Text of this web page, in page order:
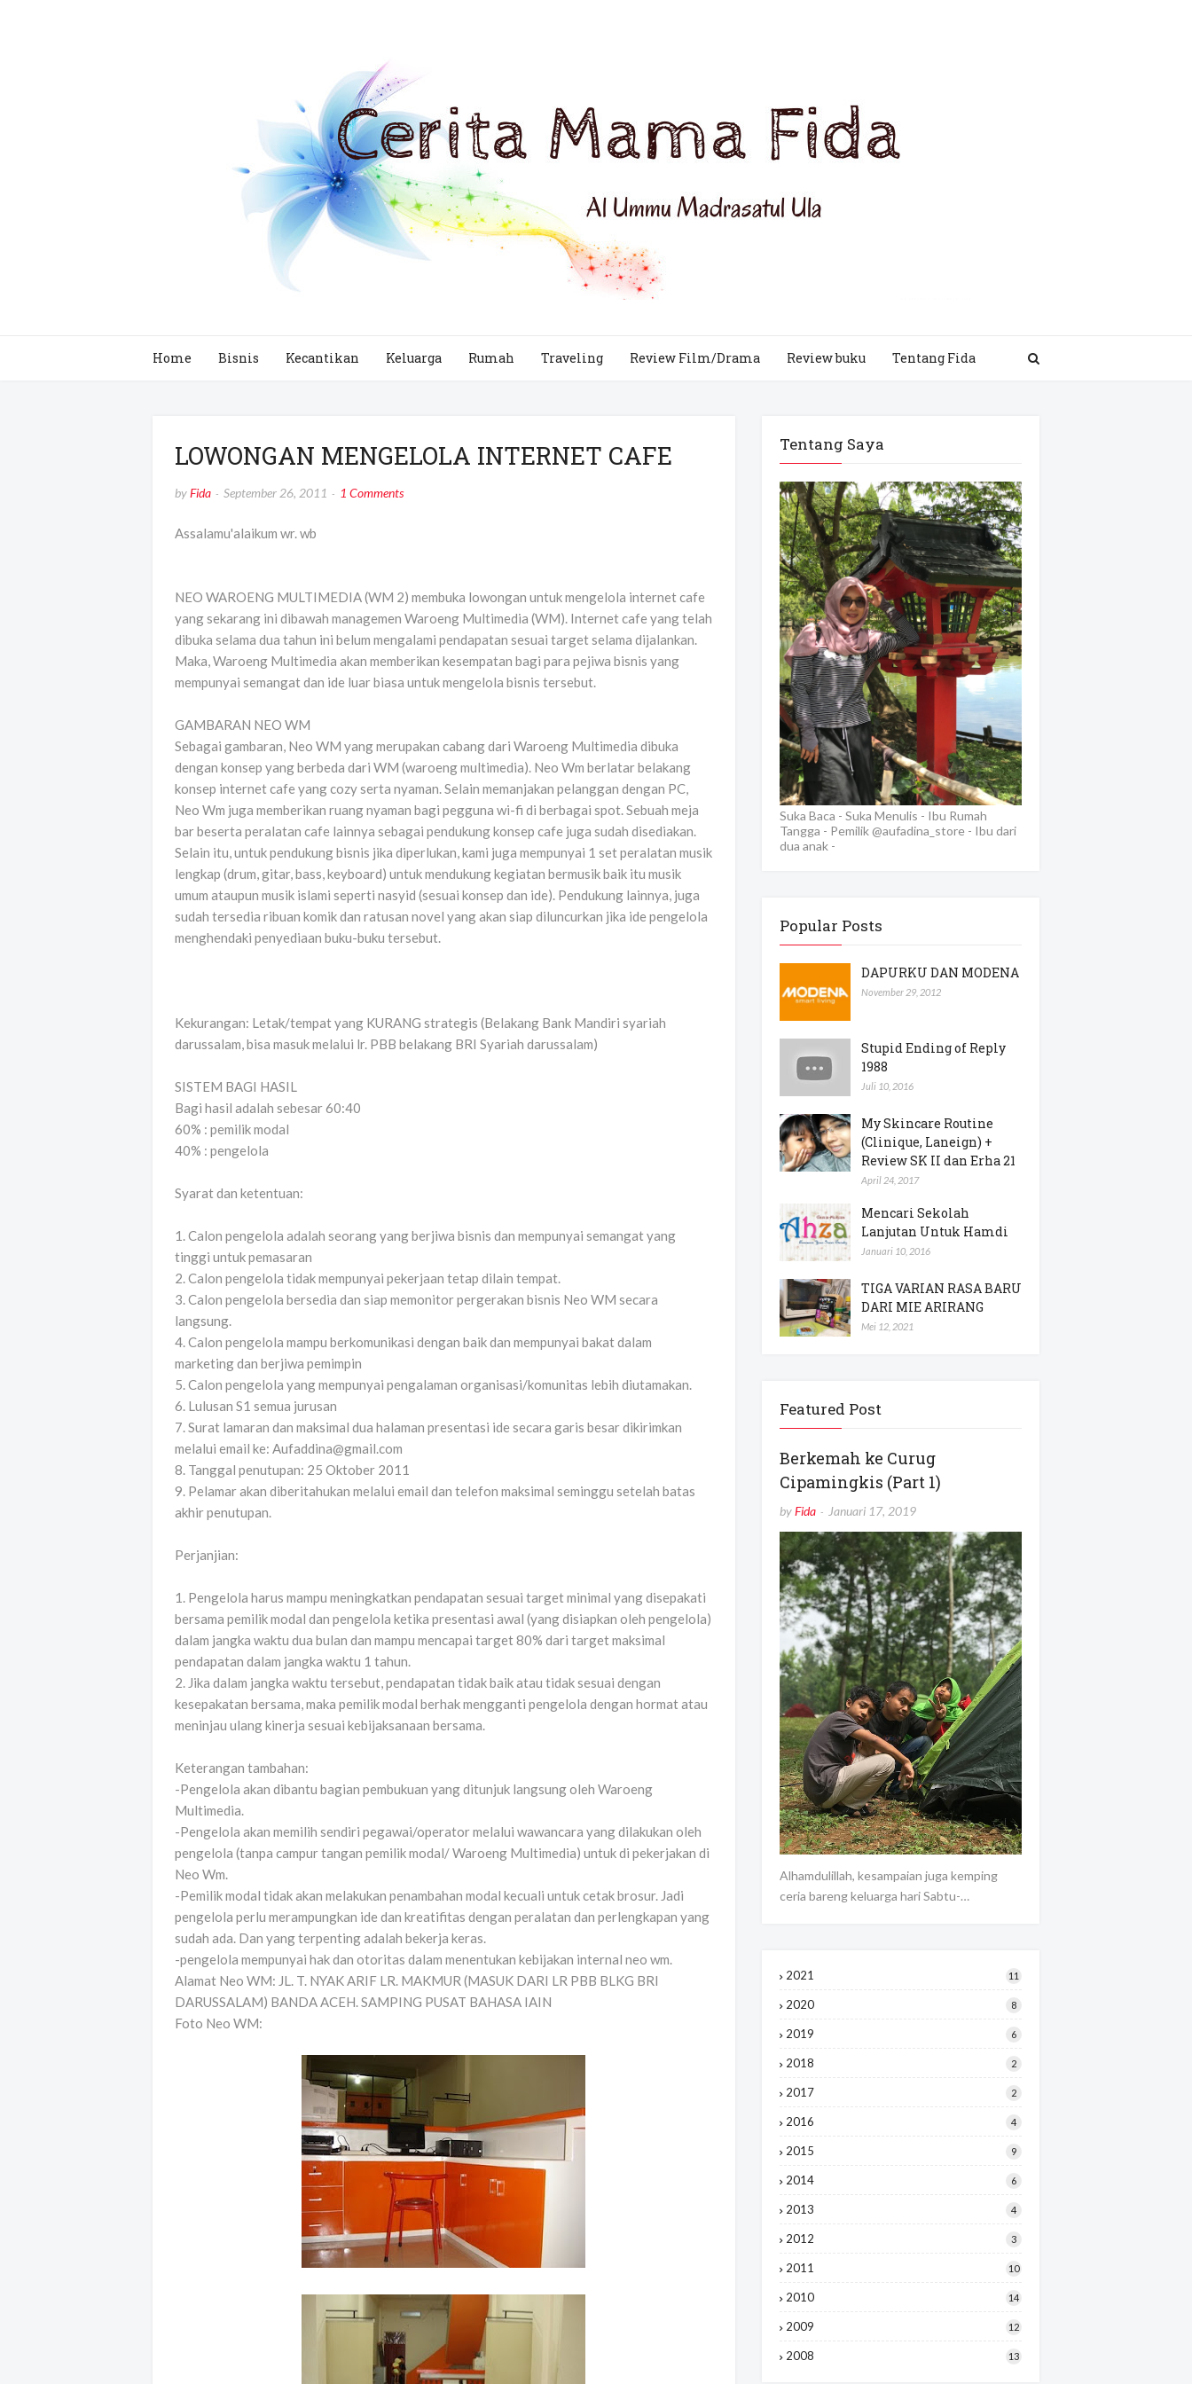
Home Bisnis Kecantikan Keluarga Rumah Traveling Review Film/Drama Review buku Tentang Fida
LOWONGAN MENGELOLA INTERNET CAFE
byFida September 26, 2011 1 Comments
Assalamu'alaikum wr. wb
NEO WAROENG MULTIMEDIA (WM 2) membuka lowongan untuk mengelola internet cafe
yang sekarang ini dibawah managemen Waroeng Multimedia (WM). Internet cafe yang telah
dibuka selama dua tahun ini belum mengalami pendapatan sesuai target selama dijalankan.
Maka, Waroeng Multimedia akan memberikan kesempatan bagi para pejiwa bisnis yang
mempunyai semangat dan ide luar biasa untuk mengelola bisnis tersebut.
GAMBARAN NEO WM
Sebagai gambaran, Neo WM yang merupakan cabang dari Waroeng Multimedia dibuka
dengan konsep yang berbeda dari WM (waroeng multimedia). Neo Wm berlatar belakang
konsep internet cafe yang cozy serta nyaman. Selain memanjakan pelanggan dengan PC,
Neo Wm juga memberikan ruang nyaman bagi pegguna wi-fi di berbagai spot. Sebuah meja
bar beserta peralatan cafe lainnya sebagai pendukung konsep cafe juga sudah disediakan.
Selain itu, untuk pendukung bisnis jika diperlukan, kami juga mempunyai 1 set peralatan musik
lengkap (drum, gitar, bass, keyboard) untuk mendukung kegiatan bermusik baik itu musik
umum ataupun musik islami seperti nasyid (sesuai konsep dan ide). Pendukung lainnya, juga
sudah tersedia ribuan komik dan ratusan novel yang akan siap diluncurkan jika ide pengelola
menghendaki penyediaan buku-buku tersebut.
Kekurangan: Letak/tempat yang KURANG strategis (Belakang Bank Mandiri syariah
darussalam, bisa masuk melalui lr. PBB belakang BRI Syariah darussalam)
SISTEM BAGI HASIL
Bagi hasil adalah sebesar 60:40
60% : pemilik modal
40% : pengelola
Syarat dan ketentuan:
1. Calon pengelola adalah seorang yang berjiwa bisnis dan mempunyai semangat yang
tinggi untuk pemasaran
2. Calon pengelola tidak mempunyai pekerjaan tetap dilain tempat.
3. Calon pengelola bersedia dan siap memonitor pergerakan bisnis Neo WM secara
langsung.
4. Calon pengelola mampu berkomunikasi dengan baik dan mempunyai bakat dalam
marketing dan berjiwa pemimpin
5. Calon pengelola yang mempunyai pengalaman organisasi/komunitas lebih diutamakan.
6. Lulusan S1 semua jurusan
7. Surat lamaran dan maksimal dua halaman presentasi ide secara garis besar dikirimkan
melalui email ke: Aufaddina@gmail.com
8. Tanggal penutupan: 25 Oktober 2011
9. Pelamar akan diberitahukan melalui email dan telefon maksimal seminggu setelah batas
akhir penutupan.
Perjanjian:
1. Pengelola harus mampu meningkatkan pendapatan sesuai target minimal yang disepakati
bersama pemilik modal dan pengelola ketika presentasi awal (yang disiapkan oleh pengelola)
dalam jangka waktu dua bulan dan mampu mencapai target 80% dari target maksimal
pendapatan dalam jangka waktu 1 tahun.
2. Jika dalam jangka waktu tersebut, pendapatan tidak baik atau tidak sesuai dengan
kesepakatan bersama, maka pemilik modal berhak mengganti pengelola dengan hormat atau
meninjau ulang kinerja sesuai kebijaksanaan bersama.
Keterangan tambahan:
-Pengelola akan dibantu bagian pembukuan yang ditunjuk langsung oleh Waroeng
Multimedia.
-Pengelola akan memilih sendiri pegawai/operator melalui wawancara yang dilakukan oleh
pengelola (tanpa campur tangan pemilik modal/ Waroeng Multimedia) untuk di pekerjakan di
Neo Wm.
-Pemilik modal tidak akan melakukan penambahan modal kecuali untuk cetak brosur. Jadi
pengelola perlu merampungkan ide dan kreatifitas dengan peralatan dan perlengkapan yang
sudah ada. Dan yang terpenting adalah bekerja keras.
-pengelola mempunyai hak dan otoritas dalam menentukan kebijakan internal neo wm.
Alamat Neo WM: JL. T. NYAK ARIF LR. MAKMUR (MASUK DARI LR PBB BLKG BRI
DARUSSALAM) BANDA ACEH. SAMPING PUSAT BAHASA IAIN
Foto Neo WM:
Tentang Saya
Suka Baca - Suka Menulis - Ibu Rumah
Tangga - Pemilik @aufadina_store - Ibu dari
dua anak -
Popular Posts
DAPURKU DAN MODENA
November 29, 2012
Stupid Ending of Reply
1988
Juli 10, 2016
My Skincare Routine
(Clinique, Laneign) +
Review SK II dan Erha 21
April 24, 2017
Mencari Sekolah
Lanjutan Untuk Hamdi
Januari 10, 2016
TIGA VARIAN RASA BARU
DARI MIE ARIRANG
Mei 12, 2021
Featured Post
Berkemah ke Curug
Cipamingkis (Part 1)
byFida Januari 17, 2019
Alhamdulillah, kesampaian juga kemping
ceria bareng keluarga hari Sabtu-…
2021 11
2020 8
2019 6
2018 2
2017 2
2016 4
2015 9
2014 6
2013 4
2012 3
2011 10
2010 14
2009 12
2008 13